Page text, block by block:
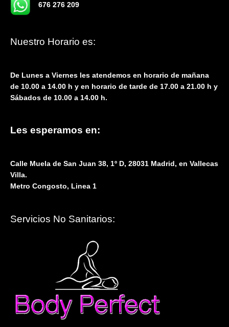
676 276 209
Nuestro Horario es:
De Lunes a Viernes les atendemos en horario de mañana
de 10.00 a 14.00 h y en horario de tarde de 17.00 a 21.00 h y
Sábados de 10.00 a 14.00 h.
Les esperamos en:
Calle Muela de San Juan 38, 1º D, 28031 Madrid, en Vallecas
Villa.
Metro Congosto, Linea 1
Servicios No Sanitarios: